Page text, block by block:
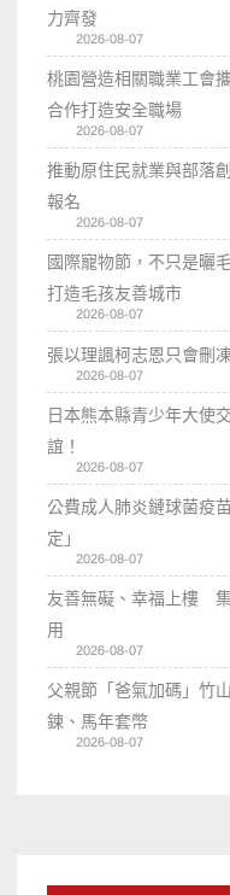
力齊發
2026-08-07
桃園營造相關職業工會
合作打造安全職場
2026-08-07
推動原住民就業與部落
報名
2026-08-07
國際寵物節，不只是曬
打造毛孩友善城市
2026-08-07
張以理諷柯志恩只會刪
2026-08-07
日本熊本縣青少年大使
誼！
2026-08-07
公費成人肺炎鏈球菌疫
定」
2026-08-07
友善無礙、幸福上樓
用
2026-08-07
父親節「爸氣加碼」竹
鍊、馬年套幣
2026-08-07